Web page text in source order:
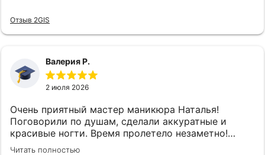
Отзыв 2GIS
Валерия Р.
2 июля 2026
Очень приятный мастер маникюра Наталья!
Поговорили по душам, сделали аккуратные и
красивые ногти. Время пролетело незаметно!
Спасибо большое ♥️
Читать полностью